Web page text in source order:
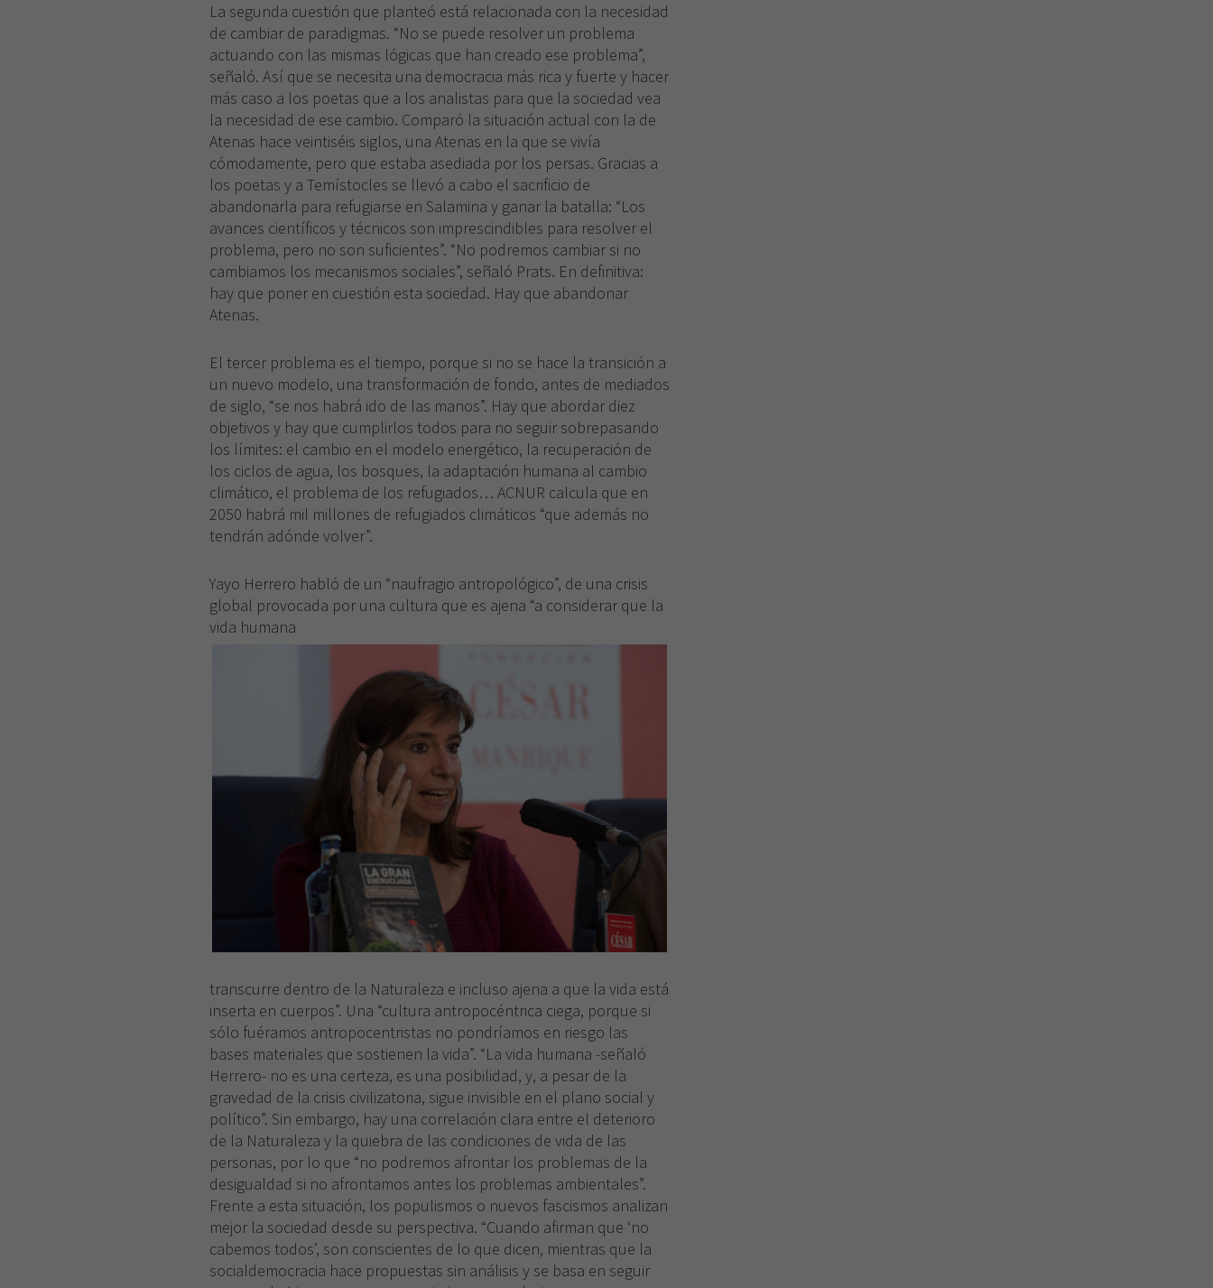
La segunda cuestión que planteó está relacionada con la necesidad
de cambiar de paradigmas. “No se puede resolver un problema
actuando con las mismas lógicas que han creado ese problema”,
señaló. Así que se necesita una democracia más rica y fuerte y hacer
más caso a los poetas que a los analistas para que la sociedad vea
la necesidad de ese cambio. Comparó la situación actual con la de
Atenas hace veintiséis siglos, una Atenas en la que se vivía
cómodamente, pero que estaba asediada por los persas. Gracias a
los poetas y a Temístocles se llevó a cabo el sacrificio de
abandonarla para refugiarse en Salamina y ganar la batalla: “Los
avances científicos y técnicos son imprescindibles para resolver el
problema, pero no son suficientes”. “No podremos cambiar si no
cambiamos los mecanismos sociales”, señaló Prats. En definitiva:
hay que poner en cuestión esta sociedad. Hay que abandonar
Atenas.
El tercer problema es el tiempo, porque si no se hace la transición a
un nuevo modelo, una transformación de fondo, antes de mediados
de siglo, “se nos habrá ido de las manos”. Hay que abordar diez
objetivos y hay que cumplirlos todos para no seguir sobrepasando
los límites: el cambio en el modelo energético, la recuperación de
los ciclos de agua, los bosques, la adaptación humana al cambio
climático, el problema de los refugiados… ACNUR calcula que en
2050 habrá mil millones de refugiados climáticos “que además no
tendrán adónde volver”.
Yayo Herrero habló de un “naufragio antropológico”, de una crisis
global provocada por una cultura que es ajena “a considerar que la
vida humana
transcurre dentro de la Naturaleza e incluso ajena a que la vida está
inserta en cuerpos”. Una “cultura antropocéntrica ciega, porque si
sólo fuéramos antropocentristas no pondríamos en riesgo las
bases materiales que sostienen la vida”. “La vida humana -señaló
Herrero- no es una certeza, es una posibilidad, y, a pesar de la
gravedad de la crisis civilizatoria, sigue invisible en el plano social y
político”. Sin embargo, hay una correlación clara entre el deterioro
de la Naturaleza y la quiebra de las condiciones de vida de las
personas, por lo que “no podremos afrontar los problemas de la
desigualdad si no afrontamos antes los problemas ambientales”.
Frente a esta situación, los populismos o nuevos fascismos analizan
mejor la sociedad desde su perspectiva. “Cuando afirman que ‘no
cabemos todos’, son conscientes de lo que dicen, mientras que la
socialdemocracia hace propuestas sin análisis y se basa en seguir
son
opcionales.
necesarias
nuestra web
mejor posible
durante tu
visita. Si
desaparecerán